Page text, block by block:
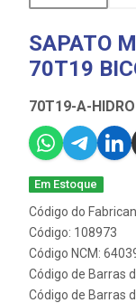
SAPATO
70T19
70T19-A-HIDRO
Em Estoque
Código do
Código: 108973
Código NCM:
Código de Barras
Código de Barras